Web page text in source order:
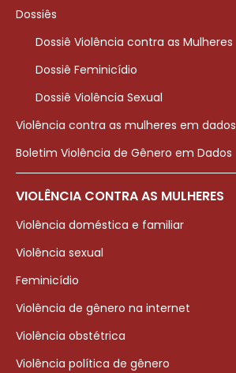
Dossiês
Dossiê Violência contra as Mulheres
Dossiê Feminicídio
Dossiê Violência Sexual
Violência contra as mulheres em dados
Boletim Violência de Gênero em Dados
VIOLÊNCIA CONTRA AS MULHERES
Violência doméstica e familiar
Violência sexual
Feminicídio
Violência de gênero na internet
Violência obstétrica
Violência política de gênero